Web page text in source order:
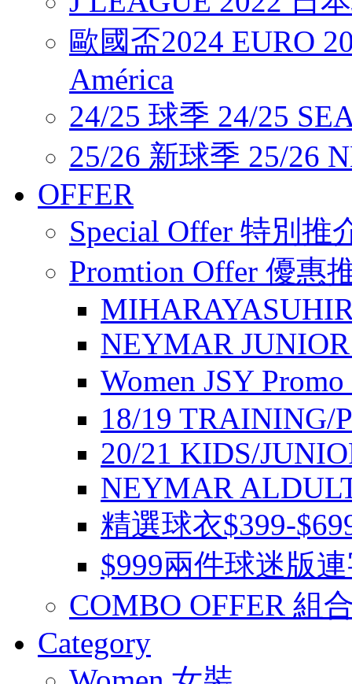
歐國盃2024 EURO
América
24/25 球季 24/25
25/26 新球季 25/26
OFFER
Special Offer 特別推
Promtion Offer 優惠
NEYMAR
Women JSY
18/19 TRAINING/
20/21 KIDS/
NEYMAR
精選球衣$399-
$999兩件球迷版
COMBO OFFER 組
Category